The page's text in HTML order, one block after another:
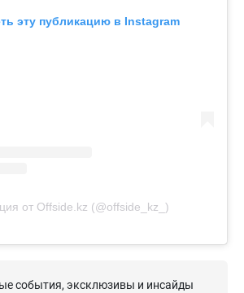
эту публикацию в Instagram
от Offside.kz (@offside_kz_)
события, эксклюзивы и инсайды